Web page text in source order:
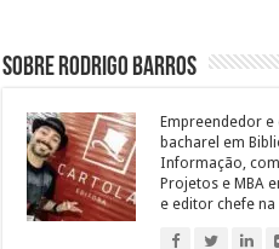
o
k
r
e
I
Sobre Rodrigo Barros
Empreendedor
bacharel em
Informação,
Projetos e MBA
e editor chefe